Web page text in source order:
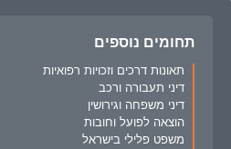
תחומים נוספים
תאונות דרכים וזכויות רפואיות
דיני תעבורה ורכב
דיני משפחה וגירושין
הוצאה לפועל וחובות
משפט פלילי בישראל